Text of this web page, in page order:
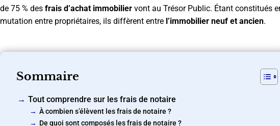
de 75 % des frais d’achat immobilier vont au Trésor Public. Étant constitués
mutation entre propriétaires, ils diffèrent entre l’immobilier neuf et ancien.
Sommaire
Tout comprendre sur les frais de notaire
À combien s’élèvent les frais de notaire ?
De quoi sont composés les frais de notaire ?